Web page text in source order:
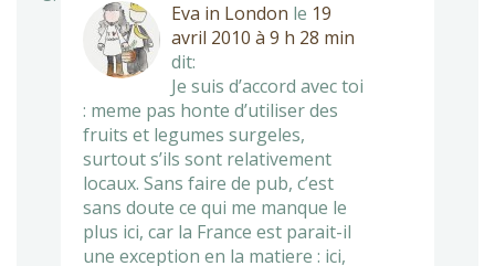
Eva in London le 19
avril 2010 à 9 h 28 min
dit:
Je suis d’accord avec toi
: meme pas honte d’utiliser des
fruits et legumes surgeles,
surtout s’ils sont relativement
locaux. Sans faire de pub, c’est
sans doute ce qui me manque le
plus ici, car la France est parait-il
une exception en la matiere : ici,